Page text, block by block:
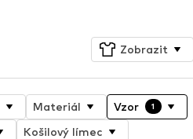
Zobrazit
Materiál Vzor 1
Košilový límec